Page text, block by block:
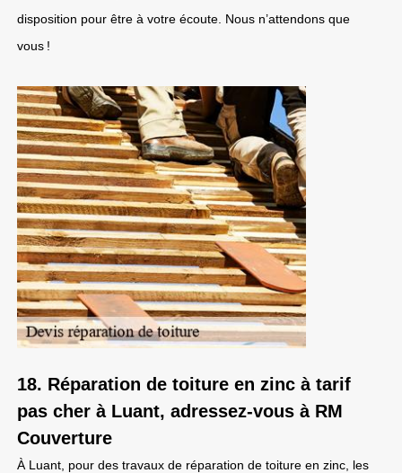
disposition pour être à votre écoute. Nous n’attendons que
vous !
18. Réparation de toiture en zinc à tarif
pas cher à Luant, adressez-vous à RM
Couverture
À Luant, pour des travaux de réparation de toiture en zinc, les